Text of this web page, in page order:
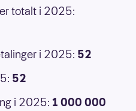
totalt i 2025:
i 2025: 52
52
i 2025: 1 000 000